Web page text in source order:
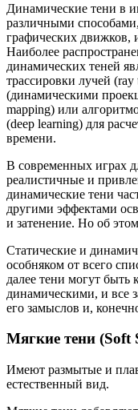
Динамические тени в
различными
графических движков,
Наиболее
динамических теней
трассировки лучей
(динамическими
mapping) или
(deep learning) для
времени.
В современных играх
реалистичные и
динамические тени
другими эффектами
и затенение. Но об
Статические и
особняком от всего
далее тени могут быть
динамическими, и все
его замыслов и,
Мягкие тени (Soft
Имеют размытые и
естественный вид.